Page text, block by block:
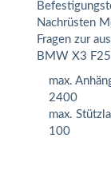
Nachrüsten
Fragen zur
BMW X3
max.
2400
max.
100